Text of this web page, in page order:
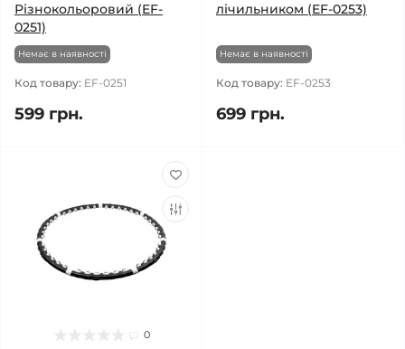
Різнокольоровий (EF-
0251)
Немає в наявності
Код товару: EF-0251
599 грн.
лічильником (EF-0253)
Немає в наявності
Код товару: EF-0253
699 грн.
0